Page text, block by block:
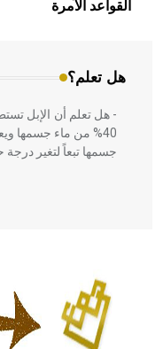
القواعد الآمرة
هل تعلم؟
المعمار على بناء
- هل تعلم أن الإبل
40% من ماء جسمها
جسمها تبعاً لتغير درجة
الحكم، الأدلة، تنظيم
له الفضل بأنه حرر